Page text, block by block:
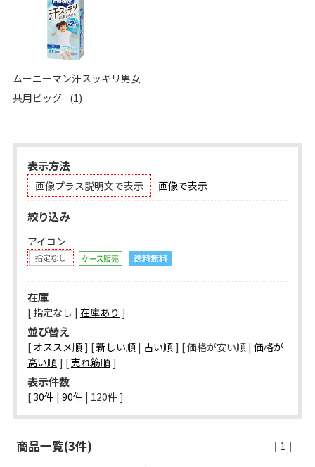
ムーニーマン汗スッキリ男女
共用ビッグ (1)
表示方法
画像プラス説明文で表示 画像で表示
絞り込み
アイコン
在庫
[ 指定なし | 在庫あり ]
並び替え
[ オススメ順] [新しい順| 古い順] [ 価格が安い順 | 価格が
高い順] [売れ筋順]
表示件数
[ 30件 | 90件 | 120件 ]
商品一覧(3件)
｜1｜